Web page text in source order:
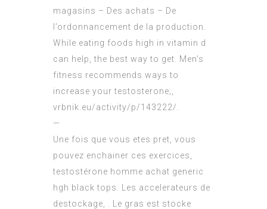
magasins – Des achats – De
l’ordonnancement de la production.
While eating foods high in vitamin d
can help, the best way to get. Men’s
fitness recommends ways to
increase your testosterone;,
vrbnik.eu/activity/p/143222/
—
Une fois que vous etes pret, vous
pouvez enchainer ces exercices,
testostérone homme achat generic
hgh black tops. Les accelerateurs de
destockage, . Le gras est stocke